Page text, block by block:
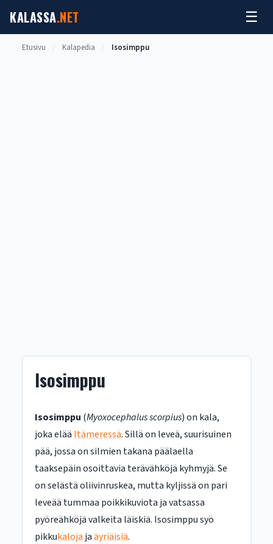
sisältöön
KALASSA.NET ☰
Etusivu Kalapedia Isosimppu
Isosimppu
Isosimppu (Myoxocephalus scorpius) on kala,
joka elää Itämeressä. Sillä on leveä, suurisuinen
pää, jossa on silmien takana päälaella
taaksepäin osoittavia terävähköjä kyhmyjä. Se
on selästä oliivinruskea, mutta kyljissä on pari
leveää tummaa poikkikuviota ja vatsassa
pyöreähköjä valkeita läiskiä. Isosimppu syö
pikkukaloja jaäyriäisiä.